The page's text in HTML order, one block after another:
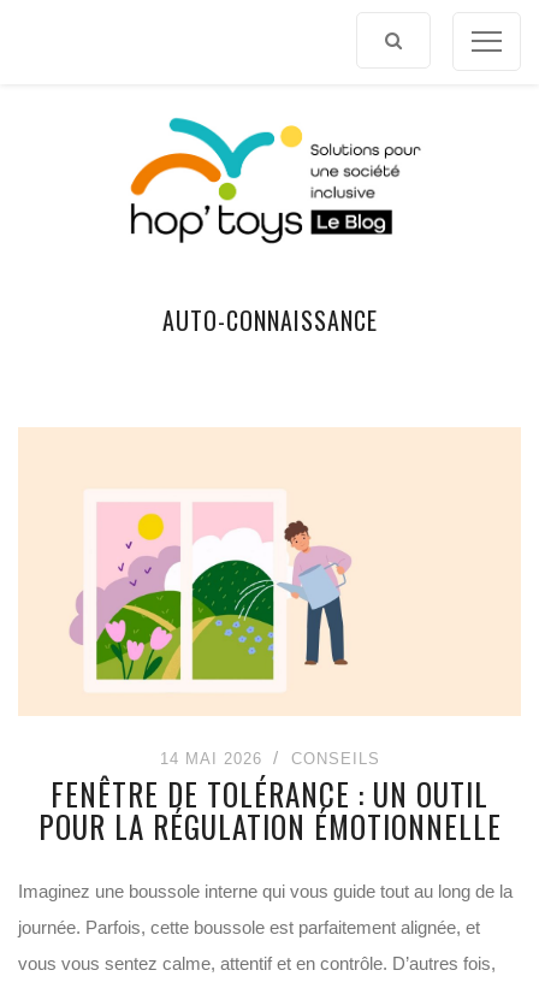
AUTO-CONNAISSANCE
14 MAI 2026 CONSEILS
FENÊTRE DE TOLÉRANCE : UN OUTIL
POUR LA RÉGULATION ÉMOTIONNELLE
Imaginez une boussole interne qui vous guide tout au long de la
journée. Parfois, cette boussole est parfaitement alignée, et
vous vous sentez calme, attentif et en contrôle. D’autres fois,